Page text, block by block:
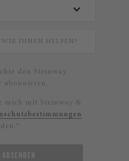
den Steinway
abonnieren.
mich mit Steinway &
ABSENDEN